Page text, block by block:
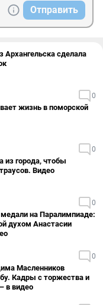
Отправить
Архангельска сделала
0
жизнь в поморской
0
из города, чтобы
Видео
0
на Паралимпиаде:
духом Анастасии
0
Масленников
Кадры с торжества и
в видео